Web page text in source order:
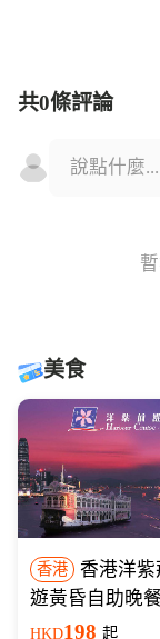
共0條評論
美食
香港
香港洋
遊黃昏自助晚
開船)
HKD198 起